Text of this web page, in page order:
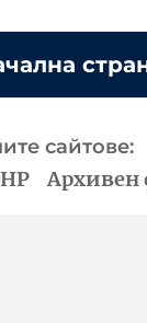
сайтове:
Архивен